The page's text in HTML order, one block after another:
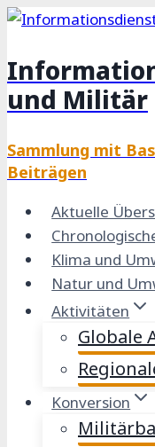
Zum
springen
und Militär
Sammlung mit
Beiträgen
Aktuelle
Klima und
Natur und
Aktivitäten
Globale
Konversion